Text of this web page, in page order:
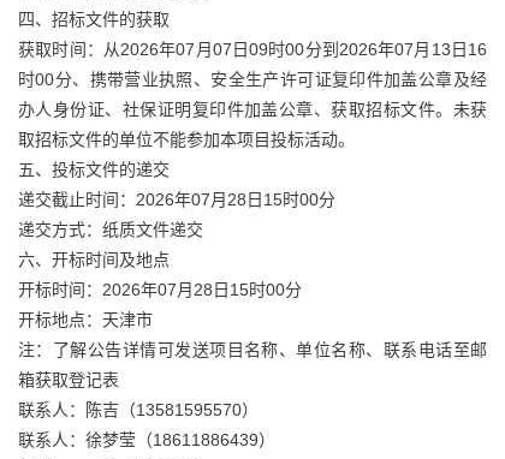
四、招标文件的获取
获取时间：从2026年07月07日09时00分到2026年07月13日16
时00分、携带营业执照、安全生产许可证复印件加盖公章及经
办人身份证、社保证明复印件加盖公章、获取招标文件。未获
取招标文件的单位不能参加本项目投标活动。
五、投标文件的递交
递交截止时间：2026年07月28日15时00分
递交方式：纸质文件递交
六、开标时间及地点
开标时间：2026年07月28日15时00分
开标地点：天津市
注：了解公告详情可发送项目名称、单位名称、联系电话至邮
箱获取登记表
联系人：陈吉（13581595570）
联系人：徐梦莹（18611886439）